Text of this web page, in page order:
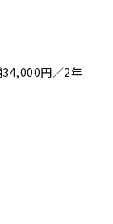
円／2年